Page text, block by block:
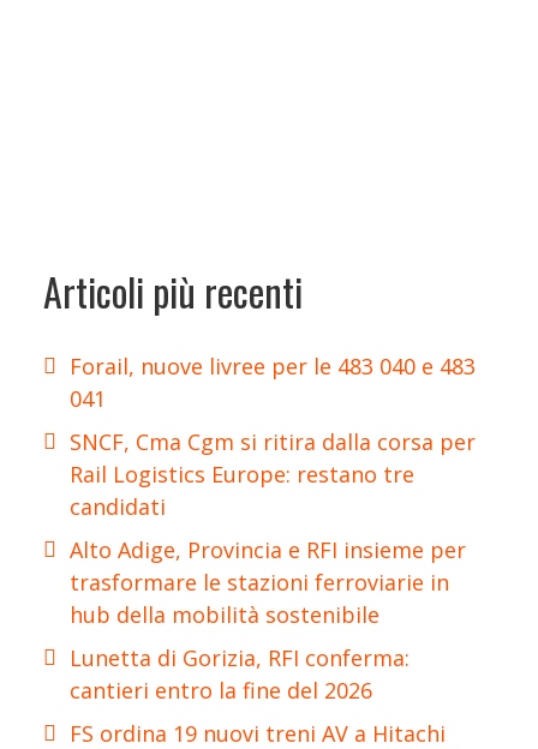
Articoli più recenti
Forail, nuove livree per le 483 040 e 483
041
SNCF, Cma Cgm si ritira dalla corsa per
Rail Logistics Europe: restano tre
candidati
Alto Adige, Provincia e RFI insieme per
trasformare le stazioni ferroviarie in
hub della mobilità sostenibile
Lunetta di Gorizia, RFI conferma:
cantieri entro la fine del 2026
FS ordina 19 nuovi treni AV a Hitachi